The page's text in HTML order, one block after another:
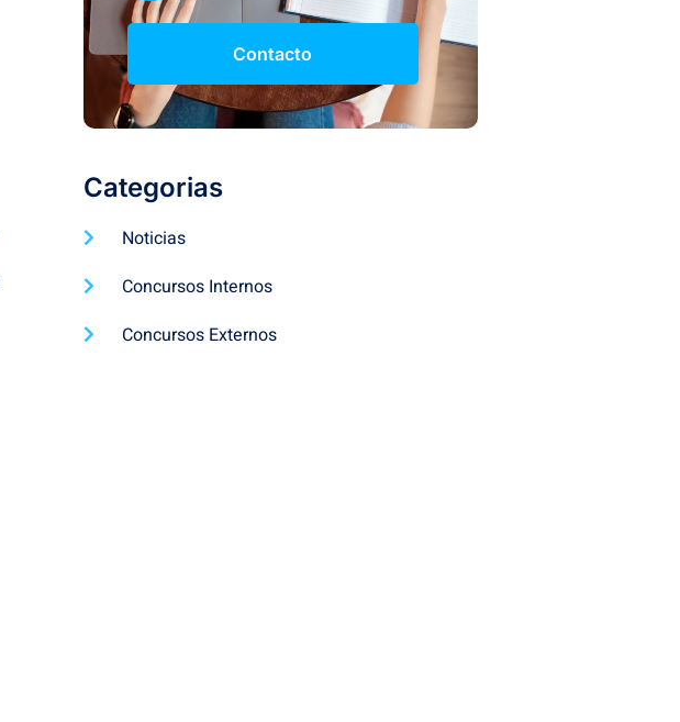
Contacto
Categorias
Noticias
Concursos Internos
Concursos Externos